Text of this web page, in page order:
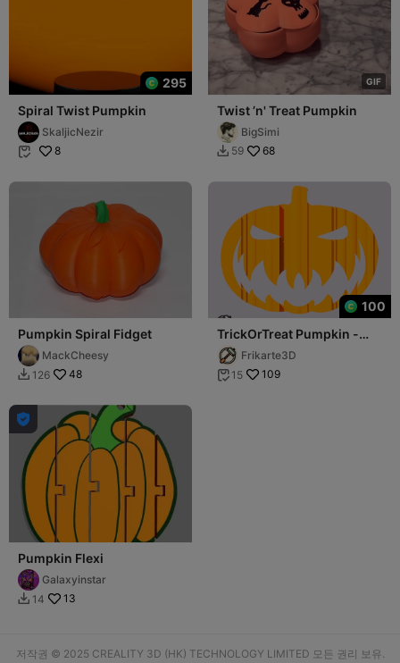
295
Spiral Twist Pumpkin
SkaljicNezir
 8
GIF
Twist ’n' Treat Pumpkin
BigSimi
 59 68
Pumpkin Spiral Fidget
MackCheesy
 126 48
100
TrickOrTreat Pumpkin -
Text FlipFrikarte3D
 15 109

Pumpkin Flexi
Galaxyinstar
 14 13
저작권 © 2025 CREALITY 3D (HK) TECHNOLOGY LIMITED 모든 권리 보유.